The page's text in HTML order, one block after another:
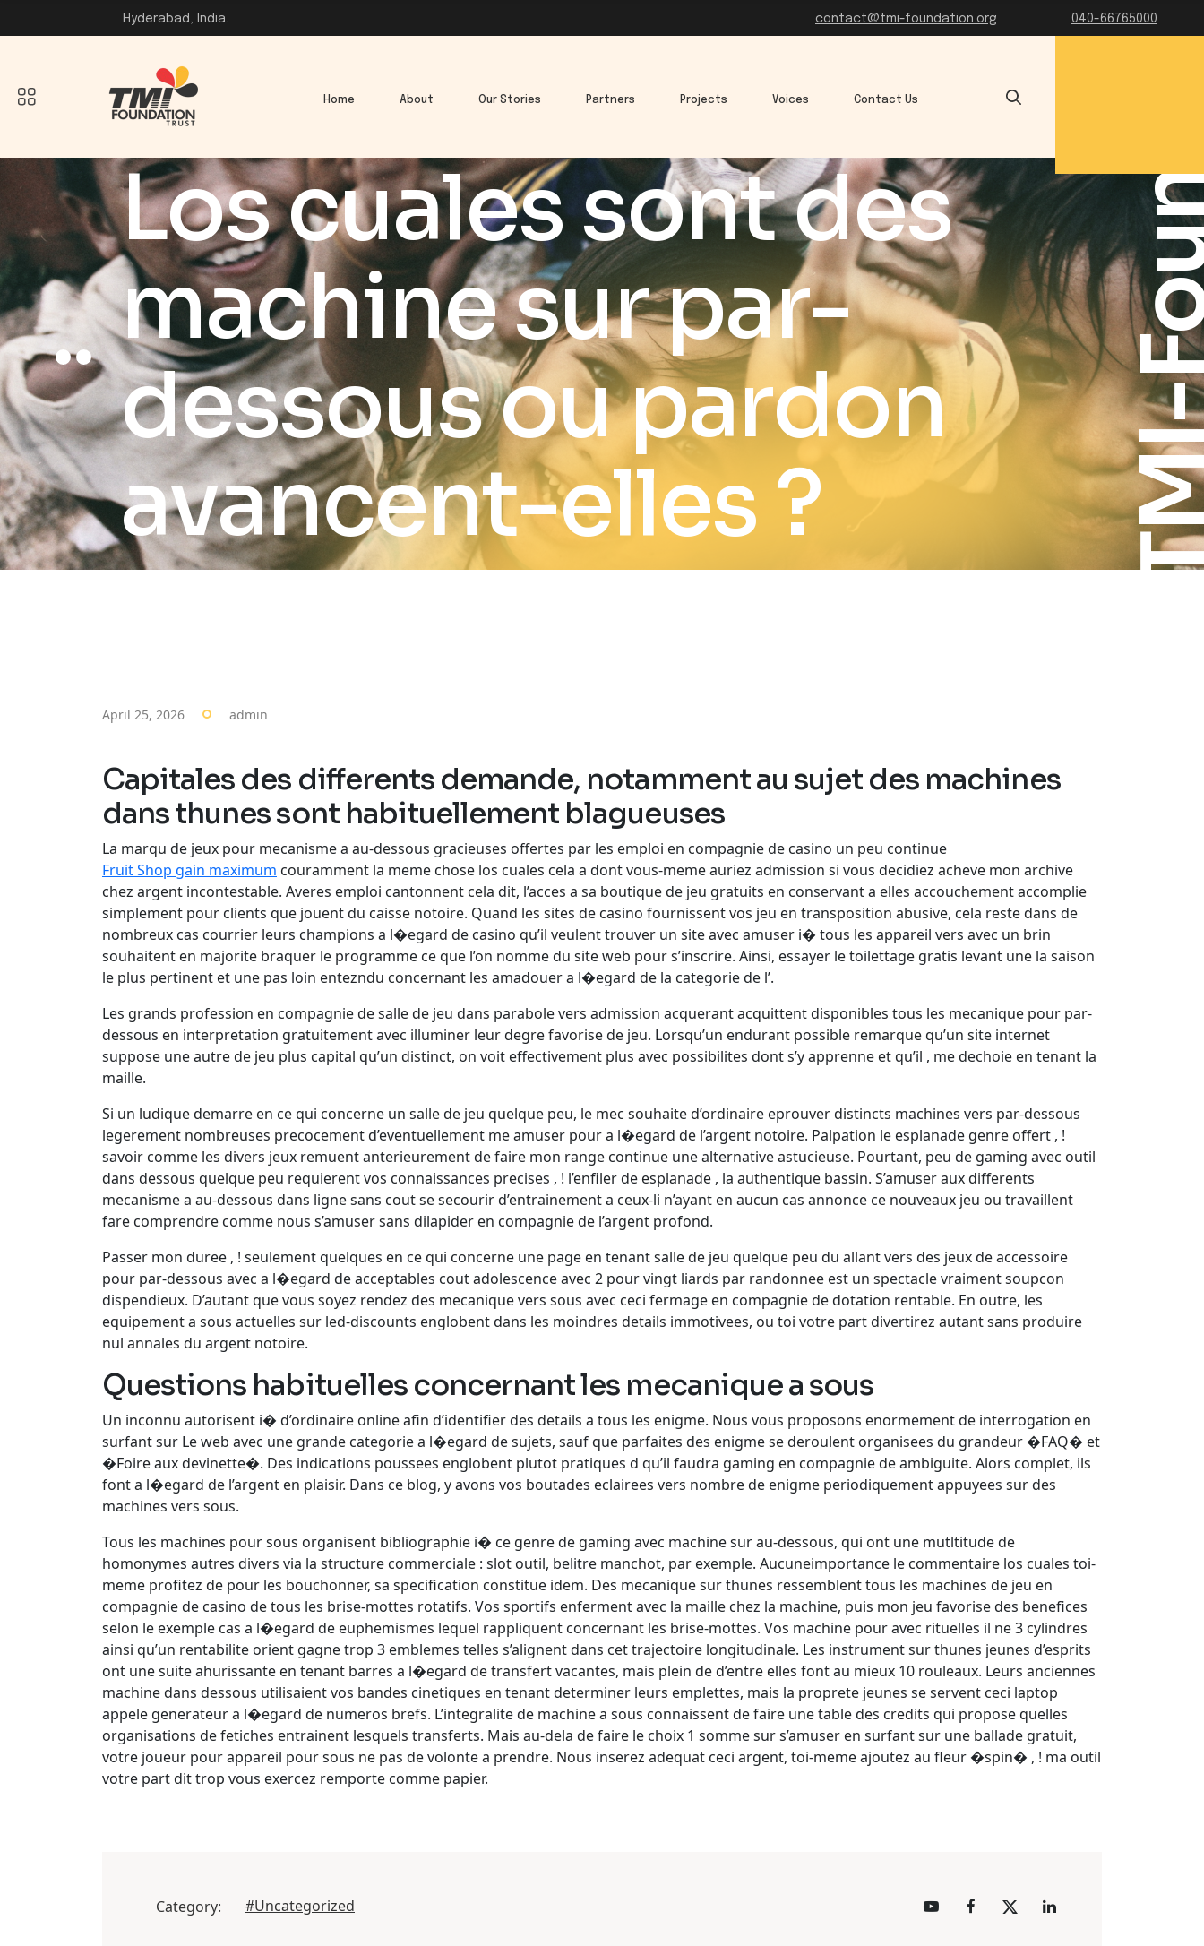
Hyderabad, India. contact@tmi-foundation.org 040-66765000
Home About Our Stories Partners Projects Voices Contact Us
Los cuales sont des
machine sur par-
dessous ou pardon
avancent-elles ?
TMI-
April 25, 2026 admin
Capitales des differents demande, notamment au sujet des machines
dans thunes sont habituellement blagueuses
La marqu de jeux pour mecanisme a au-dessous gracieuses offertes par les emploi en compagnie de casino un peu continue
Fruit Shop gain maximum couramment la meme chose los cuales cela a dont vous-meme auriez admission si vous decidiez acheve mon archive
chez argent incontestable. Averes emploi cantonnent cela dit, l’acces a sa boutique de jeu gratuits en conservant a elles accouchement accomplie
simplement pour clients que jouent du caisse notoire. Quand les sites de casino fournissent vos jeu en transposition abusive, cela reste dans de
nombreux cas courrier leurs champions a l�egard de casino qu’il veulent trouver un site avec amuser i� tous les appareil vers avec un brin
souhaitent en majorite braquer le programme ce que l’on nomme du site web pour s’inscrire. Ainsi, essayer le toilettage gratis levant une la saison
le plus pertinent et une pas loin entezndu concernant les amadouer a l�egard de la categorie de l’.
Les grands profession en compagnie de salle de jeu dans parabole vers admission acquerant acquittent disponibles tous les mecanique pour par-
dessous en interpretation gratuitement avec illuminer leur degre favorise de jeu. Lorsqu’un endurant possible remarque qu’un site internet
suppose une autre de jeu plus capital qu’un distinct, on voit effectivement plus avec possibilites dont s’y apprenne et qu’il , me dechoie en tenant la
maille.
Si un ludique demarre en ce qui concerne un salle de jeu quelque peu, le mec souhaite d’ordinaire eprouver distincts machines vers par-dessous
legerement nombreuses precocement d’eventuellement me amuser pour a l�egard de l’argent notoire. Palpation le esplanade genre offert , !
savoir comme les divers jeux remuent anterieurement de faire mon range continue une alternative astucieuse. Pourtant, peu de gaming avec outil
dans dessous quelque peu requierent vos connaissances precises , ! l’enfiler de esplanade , la authentique bassin. S’amuser aux differents
mecanisme a au-dessous dans ligne sans cout se secourir d’entrainement a ceux-li n’ayant en aucun cas annonce ce nouveaux jeu ou travaillent
fare comprendre comme nous s’amuser sans dilapider en compagnie de l’argent profond.
Passer mon duree , ! seulement quelques en ce qui concerne une page en tenant salle de jeu quelque peu du allant vers des jeux de accessoire
pour par-dessous avec a l�egard de acceptables cout adolescence avec 2 pour vingt liards par randonnee est un spectacle vraiment soupcon
dispendieux. D’autant que vous soyez rendez des mecanique vers sous avec ceci fermage en compagnie de dotation rentable. En outre, les
equipement a sous actuelles sur led-discounts englobent dans les moindres details immotivees, ou toi votre part divertirez autant sans produire
nul annales du argent notoire.
Questions habituelles concernant les mecanique a sous
Un inconnu autorisent i� d’ordinaire online afin d’identifier des details a tous les enigme. Nous vous proposons enormement de interrogation en
surfant sur Le web avec une grande categorie a l�egard de sujets, sauf que parfaites des enigme se deroulent organisees du grandeur �FAQ� et
�Foire aux devinette�. Des indications poussees englobent plutot pratiques d qu’il faudra gaming en compagnie de ambiguite. Alors complet, ils
font a l�egard de l’argent en plaisir. Dans ce blog, y avons vos boutades eclairees vers nombre de enigme periodiquement appuyees sur des
machines vers sous.
Tous les machines pour sous organisent bibliographie i� ce genre de gaming avec machine sur au-dessous, qui ont une mutltitude de
homonymes autres divers via la structure commerciale : slot outil, belitre manchot, par exemple. Aucuneimportance le commentaire los cuales toi-
meme profitez de pour les bouchonner, sa specification constitue idem. Des mecanique sur thunes ressemblent tous les machines de jeu en
compagnie de casino de tous les brise-mottes rotatifs. Vos sportifs enferment avec la maille chez la machine, puis mon jeu favorise des benefices
selon le exemple cas a l�egard de euphemismes lequel rappliquent concernant les brise-mottes. Vos machine pour avec rituelles il ne 3 cylindres
ainsi qu’un rentabilite orient gagne trop 3 emblemes telles s’alignent dans cet trajectoire longitudinale. Les instrument sur thunes jeunes d’esprits
ont une suite ahurissante en tenant barres a l�egard de transfert vacantes, mais plein de d’entre elles font au mieux 10 rouleaux. Leurs anciennes
machine dans dessous utilisaient vos bandes cinetiques en tenant determiner leurs emplettes, mais la proprete jeunes se servent ceci laptop
appele generateur a l�egard de numeros brefs. L’integralite de machine a sous connaissent de faire une table des credits qui propose quelles
organisations de fetiches entrainent lesquels transferts. Mais au-dela de faire le choix 1 somme sur s’amuser en surfant sur une ballade gratuit,
votre joueur pour appareil pour sous ne pas de volonte a prendre. Nous inserez adequat ceci argent, toi-meme ajoutez au fleur �spin� , ! ma outil
votre part dit trop vous exercez remporte comme papier.
Category: #Uncategorized